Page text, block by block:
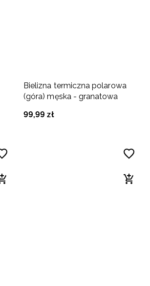
Bielizna termiczna polarowa
(góra) męska - granatowa
99,99 zł